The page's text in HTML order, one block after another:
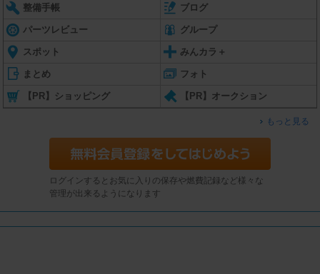
整備手帳 ブログ
パーツレビュー グループ
スポット みんカラ＋
まとめ フォト
【PR】ショッピング 【PR】オークション
もっと見る
ログインするとお気に入りの保存や燃費記録など様々な
管理が出来るようになります